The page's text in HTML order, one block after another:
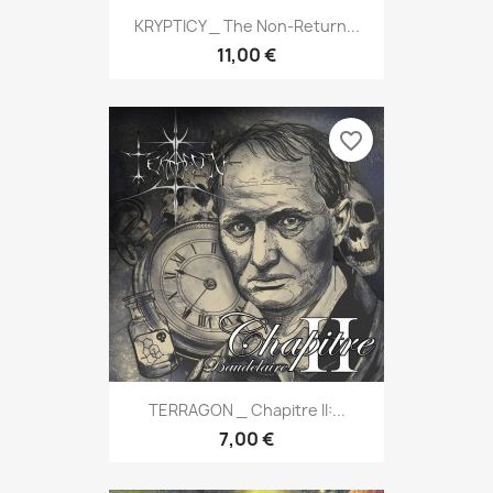
KRYPTICY _ The Non-Return...
11,00 €
TERRAGON _ Chapitre II:...
7,00 €
favorite_border